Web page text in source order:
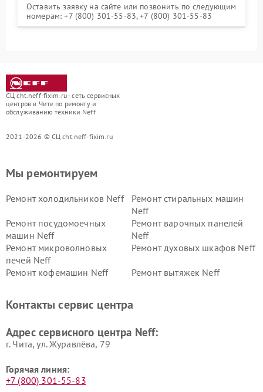
Оставить заявку на сайте или позвонить по следующим
номерам: +7 (800) 301-55-83, +7 (800) 301-55-83
СЦ cht.neff-fixim.ru - сеть сервисных
центров в Чите по ремонту и
обслуживанию техники Neff
2021-2026 © СЦ cht.neff-fixim.ru
Мы ремонтируем
Ремонт холодильников Neff
Ремонт стиральных машин
Neff
Ремонт посудомоечных
машин Neff
Ремонт варочных панелей
Neff
Ремонт микроволновых
печей Neff
Ремонт духовых шкафов Neff
Ремонт кофемашин Neff Ремонт вытяжек Neff
Контакты сервис центра
Адрес сервисного центра Neff:
г. Чита, ул. Журавлёва, 79
Горячая линия:
+7 (800) 301-55-83